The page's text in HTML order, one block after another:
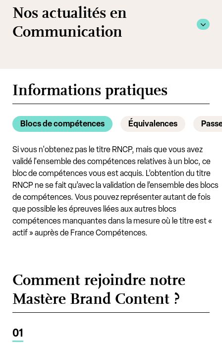
Nos actualités en
Communication
Informations pratiques
Blocs de compétences Équivalences
Si vous n'obtenez pas le titre RNCP, mais que vous avez
validé l'ensemble des compétences relatives à un bloc, ce
bloc de compétences vous est acquis. L’obtention du titre
RNCP ne se fait qu’avec la validation de l’ensemble des blocs
de compétences. Vous pouvez représenter autant de fois
que possible les épreuves liées aux autres blocs
compétences manquantes dans la mesure où le titre est «
actif » auprès de France Compétences.
Comment rejoindre notre
Mastère Brand Content ?
01